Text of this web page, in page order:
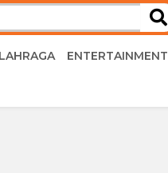
ENTERTAINMENT